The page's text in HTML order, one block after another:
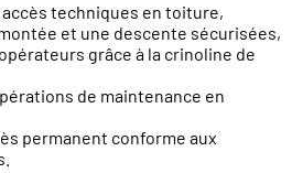
techniques en toiture,
et une descente sécurisées,
grâce à la crinoline de
de maintenance en
permanent conforme aux